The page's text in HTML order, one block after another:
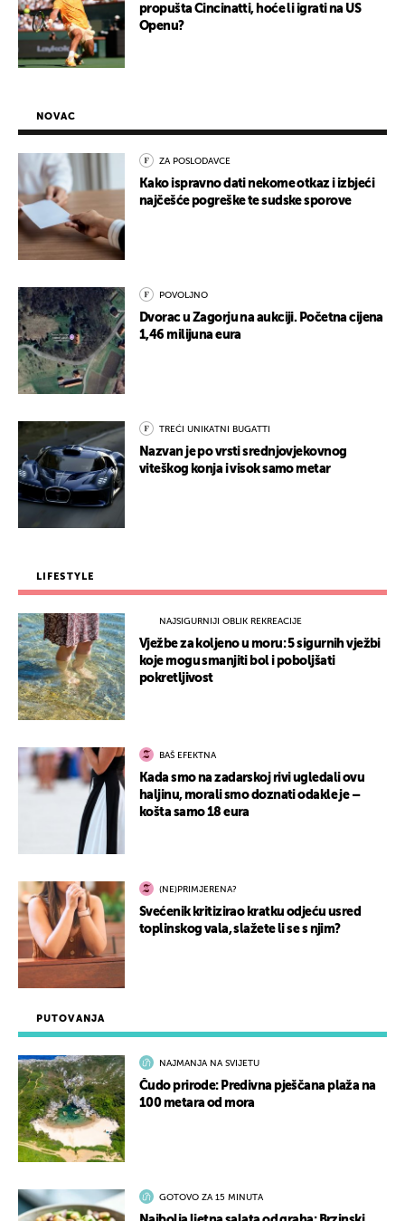
propušta Cincinatti, hoće li igrati na US
Openu?
PUTOVANJA
NAJMANJA NA SVIJETU
Čudo prirode: Predivna pješčana plaža na
100 metara od mora
GOTOVO ZA 15 MINUTA
NOVAC
ZA POSLODAVCE
Kako ispravno dati nekome otkaz i izbjeći
najčešće pogreške te sudske sporove
POVOLJNO
Dvorac u Zagorju na aukciji. Početna cijena
1,46 milijuna eura
TREĆI UNIKATNI BUGATTI
Nazvan je po vrsti srednjovjekovnog
viteškog konja i visok samo metar
LIFESTYLE
NAJSIGURNIJI OBLIK REKREACIJE
Vježbe za koljeno u moru: 5 sigurnih vježbi
koje mogu smanjiti bol i poboljšati
pokretljivost
BAŠ EFEKTNA
Kada smo na zadarskoj rivi ugledali ovu
haljinu, morali smo doznati odakle je –
košta samo 18 eura
(NE)PRIMJERENA?
Svećenik kritizirao kratku odjeću usred
toplinskog vala, slažete li se s njim?